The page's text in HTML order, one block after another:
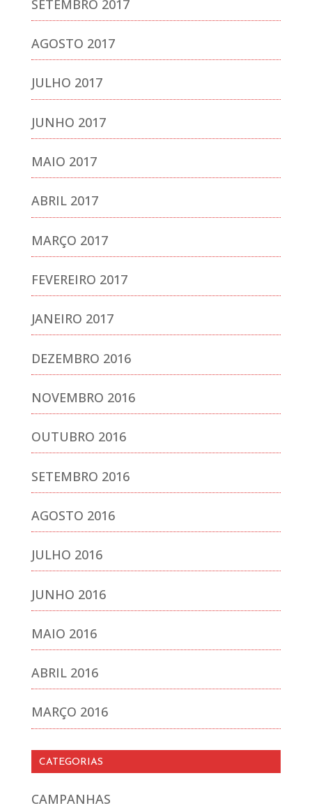
SETEMBRO 2017
AGOSTO 2017
JULHO 2017
JUNHO 2017
MAIO 2017
ABRIL 2017
MARÇO 2017
FEVEREIRO 2017
JANEIRO 2017
DEZEMBRO 2016
NOVEMBRO 2016
OUTUBRO 2016
SETEMBRO 2016
AGOSTO 2016
JULHO 2016
JUNHO 2016
MAIO 2016
ABRIL 2016
MARÇO 2016
CATEGORIAS
CAMPANHAS